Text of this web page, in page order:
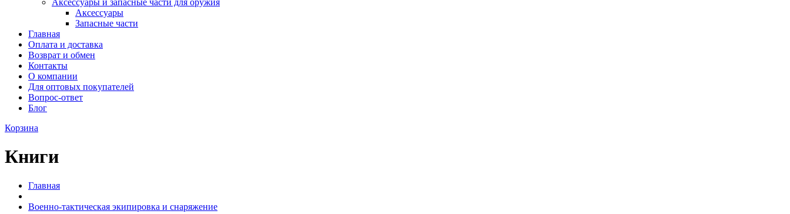
Аксессуары и запасные части для оружия
Аксессуары
Запасные части
Главная
Оплата и доставка
Возврат и обмен
Контакты
О компании
Для оптовых покупателей
Вопрос-ответ
Блог
Корзина
Книги
Главная
Военно-тактическая экипировка и снаряжение